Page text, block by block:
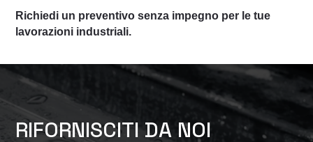
Richiedi un preventivo senza impegno per le tue
lavorazioni industriali.
RIFORNISCITI DA NOI